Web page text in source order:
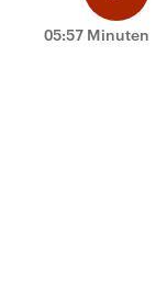
05:57 Minuten